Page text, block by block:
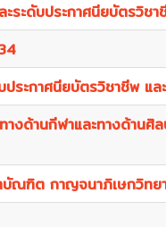
ระดับประกาศนียบัตรวิ
ประกาศนียบัตรวิชาชีพ
างด้านกีฬาและทางด้าน
ณฑิต กาญจนาภิเษกวิท